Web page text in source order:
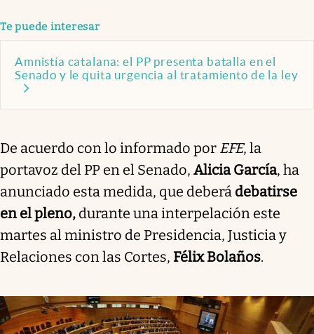
Te puede interesar
Amnistía catalana: el PP presenta batalla en el
Senado y le quita urgencia al tratamiento de la ley
De acuerdo con lo informado por EFE, la
portavoz del PP en el Senado, Alicia García, ha
anunciado esta medida, que deberá debatirse
en el pleno, durante una interpelación este
martes al ministro de Presidencia, Justicia y
Relaciones con las Cortes, Félix Bolaños.